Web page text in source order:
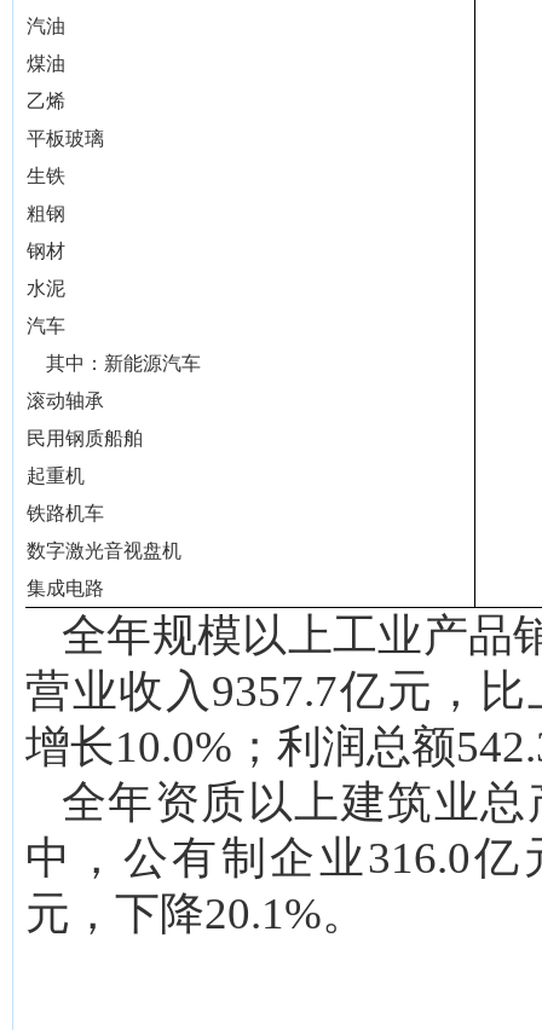
汽油
煤油
乙烯
平板玻璃
生铁
粗钢
钢材
水泥
汽车
其中 ： 新能源汽车
滚动轴承
民用钢质船舶
起重机
铁路机车
数字激光音视盘机
集成电路
全年规模以上工业产品
营业收入9357.7亿元，
增长10.0%；利润总额
全年资质以上建筑业总
中，公有制企业316.0亿
元，下降20.1%。